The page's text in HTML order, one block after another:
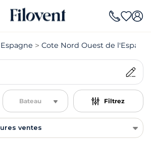
Espagne Cote Nord Ouest de
Bateau Filtrez
ventes